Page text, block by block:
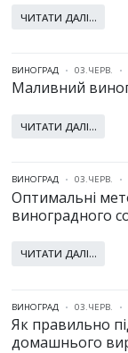
ЧИТАТИ ДАЛІ...
ВИНОГРАД 03.ЧЕРВ.
Маливний
ЧИТАТИ ДАЛІ...
ВИНОГРАД 03.ЧЕРВ.
Оптимальні
виноградного
ЧИТАТИ ДАЛІ...
ВИНОГРАД 03.ЧЕРВ.
Як правильно
домашнього